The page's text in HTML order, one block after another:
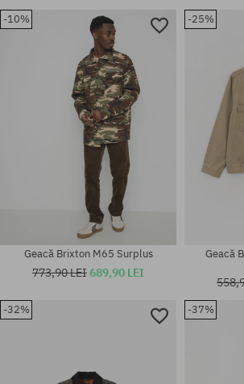
Mărimi existente:
Mărimi
-10%
Geacă Brixton M65 Surplus
773,90 LEI689,90 LEI
-25%
Geacă
-32% -37%